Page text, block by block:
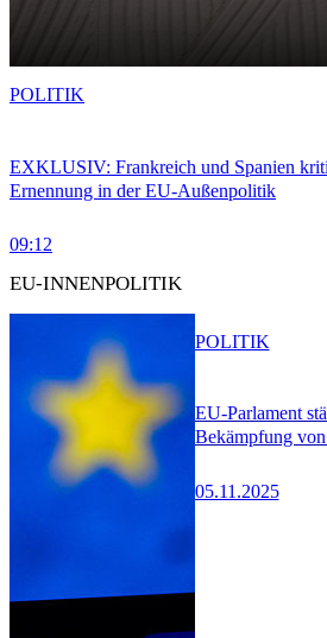
EXKLUSIV: Frankreich und Spanien
Ernennung in der EU-Außenpolitik
09:12
POLITIK
EU-INNENPOLITIK
EU-Parlament
Bekämpfung
05.11.2025
POLITIK